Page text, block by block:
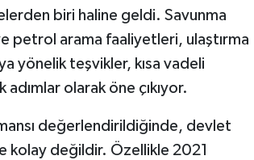
biri haline geldi. Savunma
petrol arama faaliyetleri, ulaştırma
yönelik teşvikler, kısa vadeli
olarak öne çıkıyor.
değerlendirildiğinde, devlet
kolay değildir. Özellikle 2021